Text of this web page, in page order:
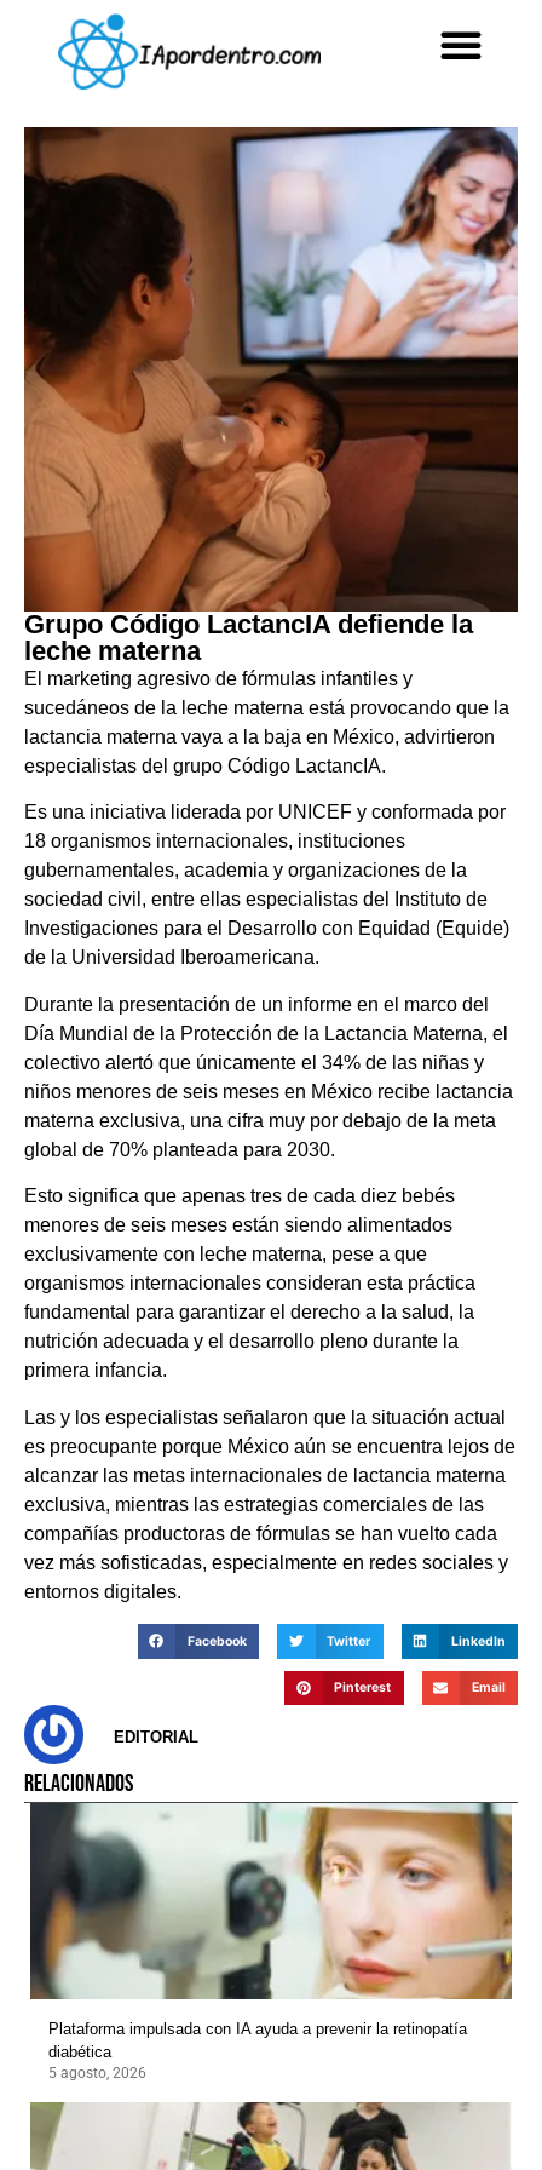
Grupo Código LactancIA defiende la
leche materna
El marketing agresivo de fórmulas infantiles y
sucedáneos de la leche materna está provocando que la
lactancia materna vaya a la baja en México, advirtieron
especialistas del grupo Código LactancIA.
Es una iniciativa liderada por UNICEF y conformada por
18 organismos internacionales, instituciones
gubernamentales, academia y organizaciones de la
sociedad civil, entre ellas especialistas del Instituto de
Investigaciones para el Desarrollo con Equidad (Equide)
de la Universidad Iberoamericana.
Durante la presentación de un informe en el marco del
Día Mundial de la Protección de la Lactancia Materna, el
colectivo alertó que únicamente el 34% de las niñas y
niños menores de seis meses en México recibe lactancia
materna exclusiva, una cifra muy por debajo de la meta
global de 70% planteada para 2030.
Esto significa que apenas tres de cada diez bebés
menores de seis meses están siendo alimentados
exclusivamente con leche materna, pese a que
organismos internacionales consideran esta práctica
fundamental para garantizar el derecho a la salud, la
nutrición adecuada y el desarrollo pleno durante la
primera infancia.
Las y los especialistas señalaron que la situación actual
es preocupante porque México aún se encuentra lejos de
alcanzar las metas internacionales de lactancia materna
exclusiva, mientras las estrategias comerciales de las
compañías productoras de fórmulas se han vuelto cada
vez más sofisticadas, especialmente en redes sociales y
entornos digitales.
Facebook Twitter LinkedIn
Pinterest Email
EDITORIAL
RELACIONADOS
Plataforma impulsada con IA ayuda a prevenir la retinopatía
diabética
5 agosto, 2026